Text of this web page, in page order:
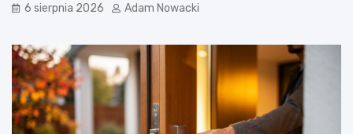
6 sierpnia 2026 Adam Nowacki